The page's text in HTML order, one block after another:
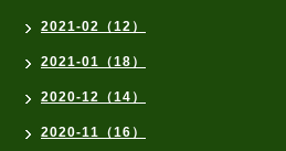
2021-02（12）
2021-01（18）
2020-12（14）
2020-11（16）